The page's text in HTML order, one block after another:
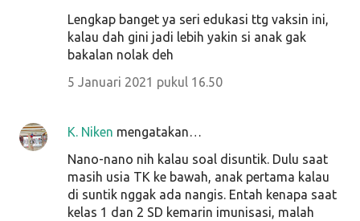
Lengkap banget ya seri edukasi ttg vaksin ini,
kalau dah gini jadi lebih yakin si anak gak
bakalan nolak deh
5 Januari 2021 pukul 16.50
K. Niken mengatakan…
Nano-nano nih kalau soal disuntik. Dulu saat
masih usia TK ke bawah, anak pertama kalau
di suntik nggak ada nangis. Entah kenapa saat
kelas 1 dan 2 SD kemarin imunisasi, malah